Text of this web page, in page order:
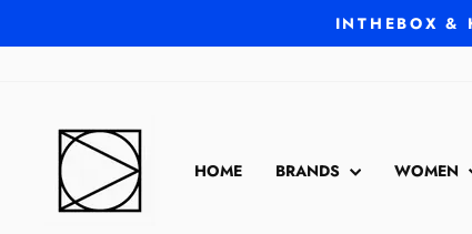
zum
INTHEBOX &
HOME BRANDS WOMEN